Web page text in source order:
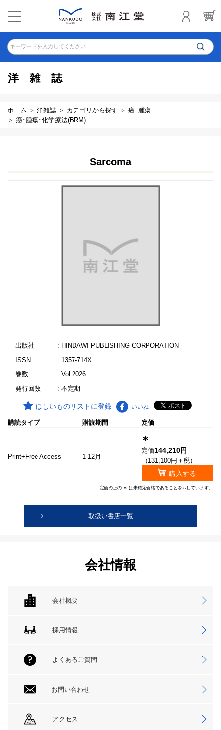
キーワードを入力してください
洋雑誌
ホーム 洋雑誌 カテゴリから探す
癌･腫瘍
癌･腫瘍･化学療法(BRM)
Sarcoma
出版社
: HINDAWI PUBLISHING CORPORATION
ISSN
: 1357-714X
巻数
: Vol.2026
発行回数
: 不定期
ほしいものリストに登録 いいね
購読タイプ 購読期間 定価
Print+Free Access 1-12月
∗
定価144,210円
（131,100円＋税）
購入する
定価の上の ∗ は未確定価格であることを示しています。
取扱い書店一覧
会社情報
会社概要
採用情報
よくあるご質問
お問い合わせ
アクセス